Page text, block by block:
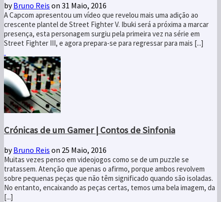
byBruno Reis on 31 Maio, 2016
A Capcom apresentou um vídeo que revelou mais uma adição ao
crescente plantel de Street Fighter V. Ibuki será a próxima a marcar
presença, esta personagem surgiu pela primeira vez na série em
Street Fighter III, e agora prepara-se para regressar para mais [...]
Crónicas de um Gamer | Contos de Sinfonia
byBruno Reis on 25 Maio, 2016
Muitas vezes penso em videojogos como se de um puzzle se
tratassem. Atenção que apenas o afirmo, porque ambos revolvem
sobre pequenas peças que não têm significado quando são isoladas.
No entanto, encaixando as peças certas, temos uma bela imagem, da
[...]